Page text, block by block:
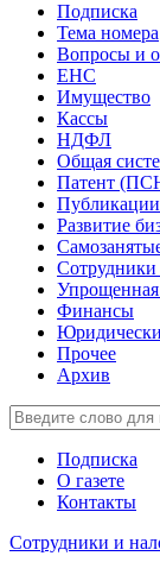
Подписка
Тема номера
Вопросы и
ЕНС
Имущество
Кассы
НДФЛ
Общая
Патент
Развитие
Сотрудники
Финансы
Прочее
Архив
Подписка
О газете
Контакты
Сотрудники и